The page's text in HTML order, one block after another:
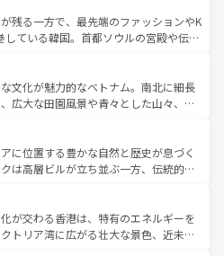
を参照してほしい。
ィも充実しており、サーフィンやダイ
など、アウトドア好きにはたまらな
の多彩な魅力を存分に味わいつくそ
地帯である台湾東部など、都市の喧騒
存しており、訪れる人に新しい発見と
れる。また、奥深い台湾の食文化も魅
スイーツなど、バラエティ豊かな料理
る。 なお、新着の台湾情報は コンテンツ一覧を参
残る一方で、最先端のファッションやK
している韓国。首都ソウルの宮殿や伝統
せば四季折々の自然美を楽しむことが
ムチや焼肉、絶品のストリートフード
国料理が待っている。夜には、韓国な
ら、韓国の多彩な魅力を心ゆくまで味
わってみてほしい。 なお、新着の韓国情報はコンテンツ一
。
文化が魅力的なベトナム。南北に細長
広大な田園風景や青々とした山々、世
統が息づく。ハノイの古い町並みやホ
ス統治時代の建物も、独特の雰囲気を
た、バラエティの豊かさとおいしさで
ンミー、ベトナムコーヒーなどは、ぜ
。どの地域を訪れてもあたたかい人々
れるので、きっと忘れられない旅にな
に位置する豊かな自然と歴史が息づく
は高層ビルが立ち並ぶ一方、伝統的な
る。北部ではチェンマイなどの山岳地
、南部ではプーケットやクラビの美し
気分を楽しむことができる。タイ料理
が交わる香港は、特有のエネルギーを
トリア湾に広がる壮大な景色、近未来